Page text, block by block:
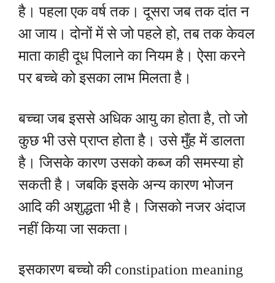
है। पहला एक वर्ष तक। दूसरा जब तक दांत न
आ जाय। दोनों में से जो पहले हो, तब तक केवल
माता काही दूध पिलाने का नियम है। ऐसा करने
पर बच्चे को इसका लाभ मिलता है।
बच्चा जब इससे अधिक आयु का होता है, तो जो
कुछ भी उसे प्राप्त होता है। उसे मुँह में डालता
है। जिसके कारण उसको कब्ज की समस्या हो
सकती है। जबकि इसके अन्य कारण भोजन
आदि की अशुद्धता भी है। जिसको नजर अंदाज
नहीं किया जा सकता।
इसकारण बच्चो की constipation meaning